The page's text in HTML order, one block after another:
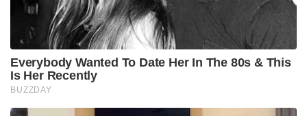
Everybody Wanted To Date Her In The 80s & This
Is Her Recently
BUZZDAY